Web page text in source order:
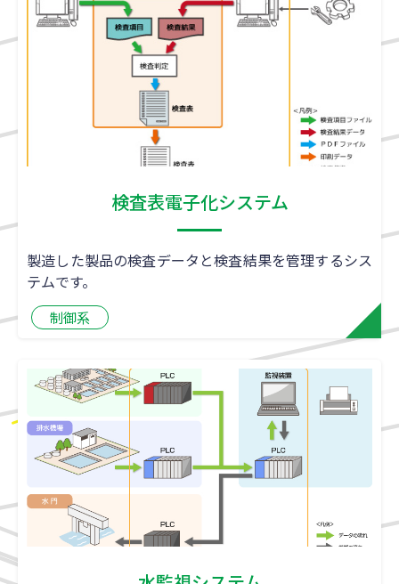
検査表電子化システム
製造した製品の検査データと検査結果を管理するシス
テムです。
制御系